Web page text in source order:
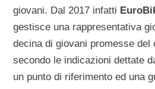
giovani. Dal 2017 infatti
gestisce una rappresentativa
decina di giovani promesse
secondo le indicazioni dettate
un punto di riferimento ed una